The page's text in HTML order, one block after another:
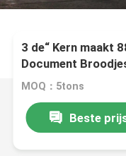
3 de“ Kern maakt
Document
MOQ：5tons
Beste